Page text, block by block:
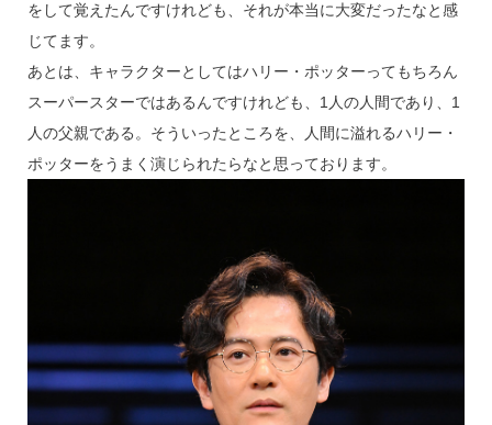
をして覚えたんですけれども、それが本当に大変だったなと感
じてます。
あとは、キャラクターとしてはハリー・ポッターってもちろん
スーパースターではあるんですけれども、1人の人間であり、1
人の父親である。そういったところを、人間に溢れるハリー・
ポッターをうまく演じられたらなと思っております。